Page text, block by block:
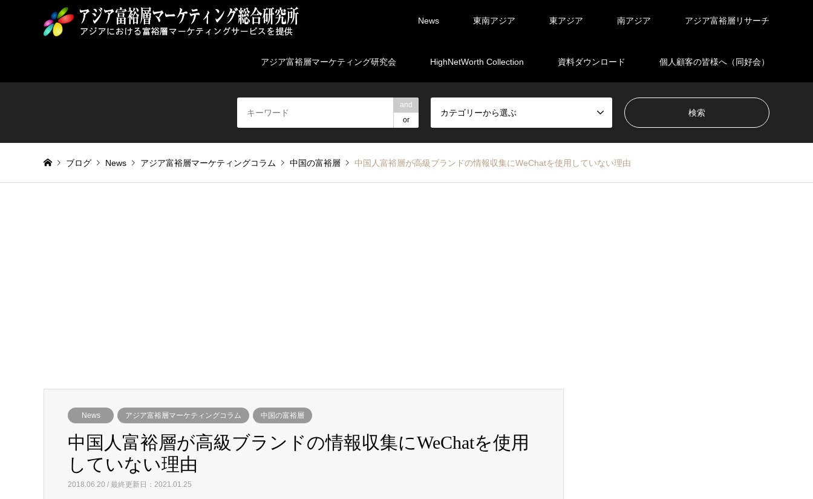
News 東南アジア 東アジア 南アジア アジア富裕層リサーチ
アジア富裕層マーケティング研究会 HighNetWorth Collection 資料ダウンロード 個人顧客の皆様へ（同好会）
and
or
カテゴリーから選ぶ
ブログ News アジア富裕層マーケティングコラム 中国の富裕層 中国人富裕層が高級ブランドの情報収集にWeChatを使用していない理由
News アジア富裕層マーケティングコラム 中国の富裕層
中国人富裕層が高級ブランドの情報収集にWeChatを使用
していない理由
2018.06.20 / 最終更新日：2021.01.25